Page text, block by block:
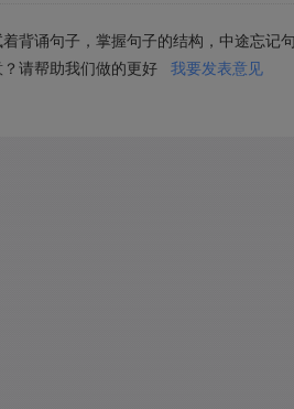
背诵句子，掌握句子的结构，中途忘记
请帮助我们做的更好 我要发表意见